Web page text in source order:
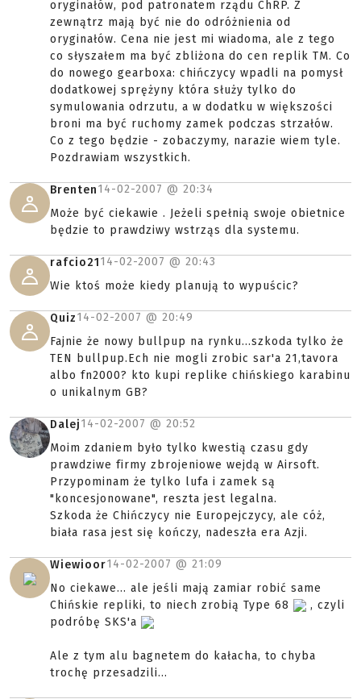
oryginałów, pod patronatem rządu ChRP. Z
zewnątrz mają być nie do odróżnienia od
oryginałów. Cena nie jest mi wiadoma, ale z tego
co słyszałem ma być zbliżona do cen replik TM. Co
do nowego gearboxa: chińczycy wpadli na pomysł
dodatkowej sprężyny która służy tylko do
symulowania odrzutu, a w dodatku w większości
broni ma być ruchomy zamek podczas strzałów.
Co z tego będzie - zobaczymy, narazie wiem tyle.
Pozdrawiam wszystkich.
Brenten14-02-2007 @ 20:34
Może być ciekawie . Jeżeli spełnią swoje obietnice
będzie to prawdziwy wstrząs dla systemu.
rafcio2114-02-2007 @ 20:43
Wie ktoś może kiedy planują to wypuścic?
Quiz14-02-2007 @ 20:49
Fajnie że nowy bullpup na rynku...szkoda tylko że
TEN bullpup.Ech nie mogli zrobic sar'a 21,tavora
albo fn2000? kto kupi replike chińskiego karabinu
o unikalnym GB?
Dalej14-02-2007 @ 20:52
Moim zdaniem było tylko kwestią czasu gdy
prawdziwe firmy zbrojeniowe wejdą w Airsoft.
Przypominam że tylko lufa i zamek są
"koncesjonowane", reszta jest legalna.
Szkoda że Chińczycy nie Europejczycy, ale cóż,
biała rasa jest się kończy, nadeszła era Azji.
Wiewioor14-02-2007 @ 21:09
No ciekawe... ale jeśli mają zamiar robić same
Chińskie repliki, to niech zrobią Type 68
, czyli
podróbę SKS'a
Ale z tym alu bagnetem do kałacha, to chyba
trochę przesadzili...